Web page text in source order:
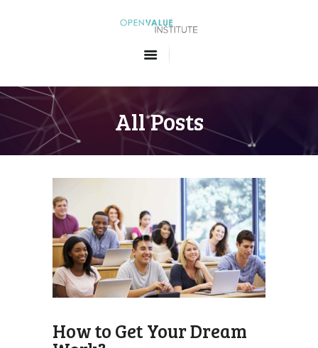
All Posts
Openvalue Institute
Formations en Big Data et en Intelligence Artificielle
ACCUEIL
LES FORMATIONS
QUI SOMMES-NOUS
CONTACT
How to Get Your Dream